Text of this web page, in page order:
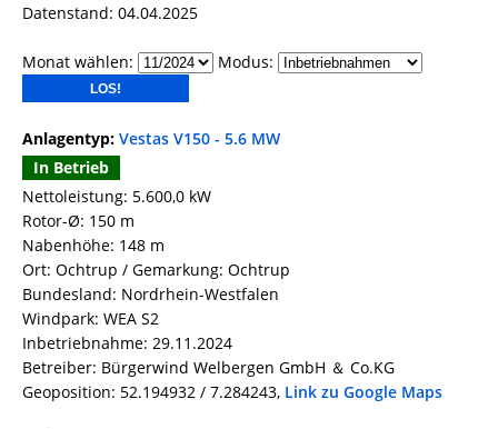
Datenstand: 04.04.2025
Monat wählen: Modus:
Anlagentyp: Vestas V150 - 5.6 MW
In Betrieb
Nettoleistung: 5.600,0 kW
Rotor-Ø: 150 m
Nabenhöhe: 148 m
Ort: Ochtrup / Gemarkung: Ochtrup
Bundesland: Nordrhein-Westfalen
Windpark: WEA S2
Inbetriebnahme: 29.11.2024
Betreiber: Bürgerwind Welbergen GmbH ＆ Co.KG
Geoposition: 52.194932 / 7.284243, Link zu Google Maps